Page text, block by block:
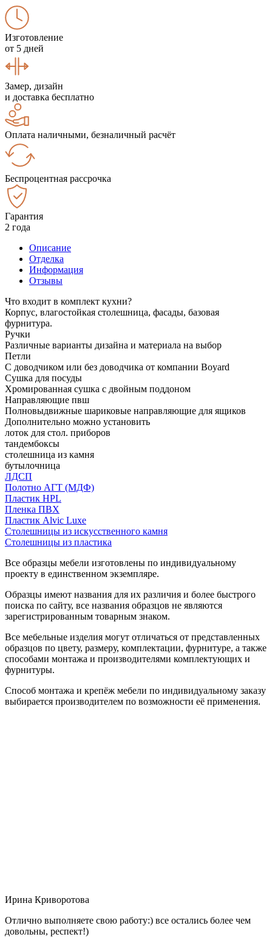
Изготовление
от 5 дней
Замер, дизайн
и доставка бесплатно
Оплата наличными, безналичный расчёт
Беспроцентная рассрочка
Гарантия
2 года
Описание
Отделка
Информация
Отзывы
Что входит в комплект кухни?
Корпус, влагостойкая столешница, фасады, базовая
фурнитура.
Ручки
Различные варианты дизайна и материала на выбор
Петли
С доводчиком или без доводчика от компании Boyard
Сушка для посуды
Хромированная сушка с двойным поддоном
Направляющие пвш
Полновыдвижные шариковые направляющие для ящиков
Дополнительно можно установить
лоток для стол. приборов
тандембоксы
столешница из камня
бутылочница
ЛДСП
Полотно АГТ (МДФ)
Пластик HPL
Пленка ПВХ
Пластик Alvic Luxe
Столешницы из искусственного камня
Столешницы из пластика
Все образцы мебели изготовлены по индивидуальному
проекту в единственном экземпляре.
Образцы имеют названия для их различия и более быстрого
поиска по сайту, все названия образцов не являются
зарегистрированным товарным знаком.
Все мебельные изделия могут отличаться от представленных
образцов по цвету, размеру, комплектации, фурнитуре, а также
способами монтажа и производителями комплектующих и
фурнитуры.
Способ монтажа и крепёж мебели по индивидуальному заказу
выбирается производителем по возможности её применения.
Ирина Криворотова
Отлично выполняете свою работу:) все остались более чем
довольны, респект!)